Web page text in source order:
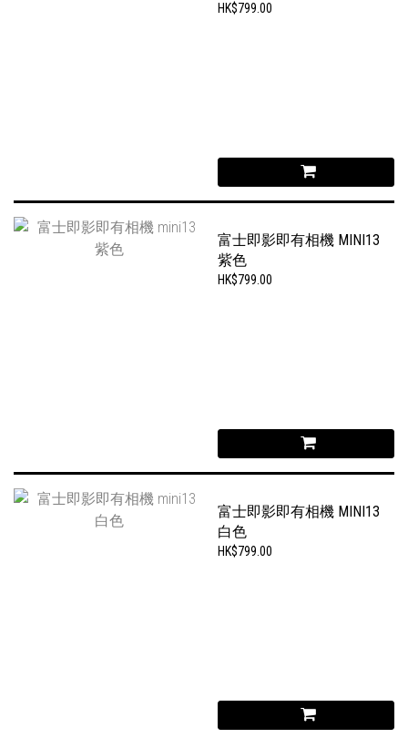
HK$799.00
富士即影即有相機 MINI13
紫色
HK$799.00
富士即影即有相機 MINI13
白色
HK$799.00